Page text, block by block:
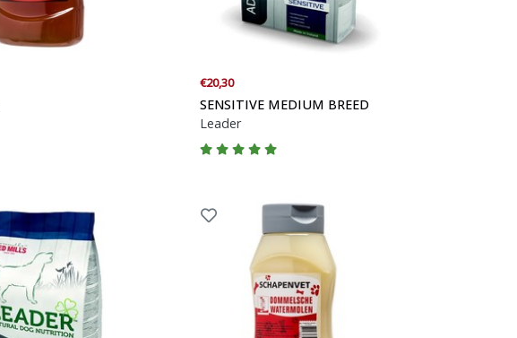
€20,30
SENSITIVE MEDIUM BREED
Leader